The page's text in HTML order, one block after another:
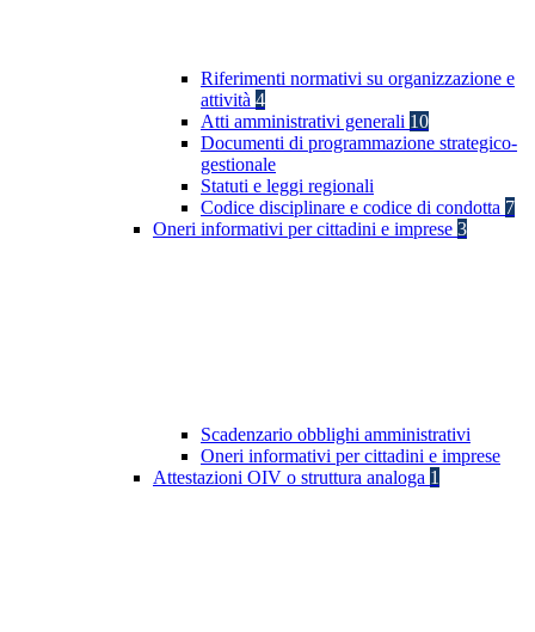
Riferimenti normativi su organizzazione e
attività 4
Atti amministrativi generali 10
Documenti di programmazione strategico-
gestionale
Statuti e leggi regionali
Codice disciplinare e codice di condotta 7
Oneri informativi per cittadini e imprese 3
Scadenzario obblighi amministrativi
Oneri informativi per cittadini e imprese
Attestazioni OIV o struttura analoga 1